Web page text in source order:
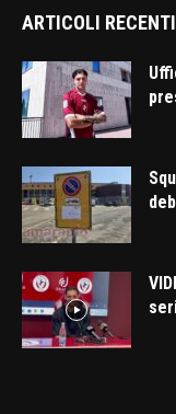
ARTICOLI RECENTI